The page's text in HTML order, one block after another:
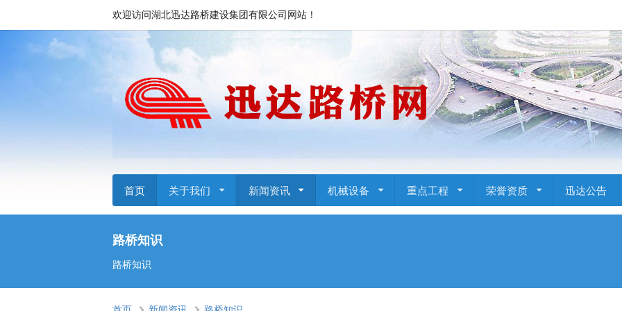
欢迎访问湖北迅达路桥建设集团有限公司网站！
首页 关于我们 新闻资讯 机械设备 重点工程 荣誉资质 迅达公告
路桥知识
路桥知识